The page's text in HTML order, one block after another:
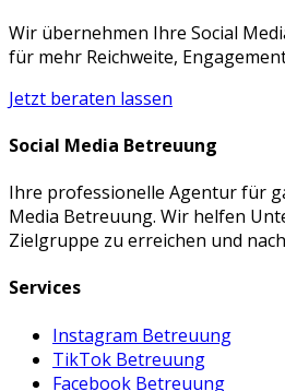
Wir übernehmen Ihre Social
für mehr Reichweite,
Jetzt beraten lassen
Social Media Betreuung
Ihre professionelle Agentur für
Media Betreuung. Wir helfen
Zielgruppe zu erreichen und
Services
Instagram Betreuung
TikTok Betreuung
Facebook Betreuung